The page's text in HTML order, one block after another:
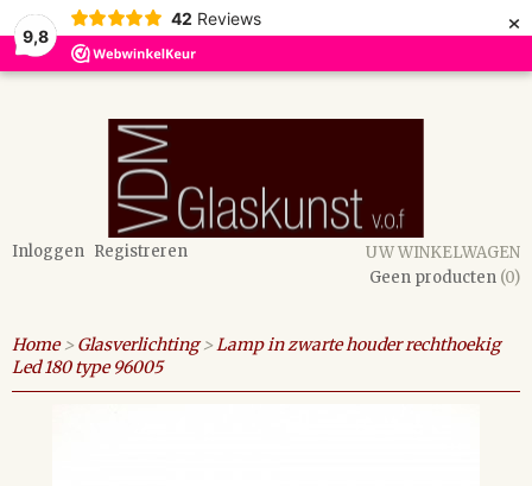
9,8
42 Reviews ×
Inloggen Registreren
UW WINKELWAGEN
Geen producten (0)
Home> Glasverlichting>Lamp in zwarte houder rechthoekig
Led 180 type 96005